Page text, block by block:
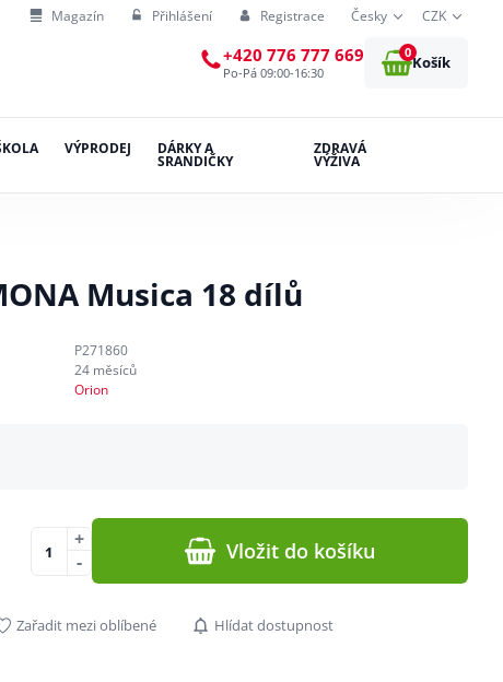
Magazín Přihlášení Registrace Česky CZK
+420 776 777 669
Po-Pá 09:00-16:30
0
Košík
VÝPRODEJ DÁRKY A
SRANDIČKY
ZDRAVÁ
VÝŽIVA
Musica 18 dílů
P271860
24 měsíců
Orion
-
+ Vložit do košíku
Zařadit mezi oblíbené Hlídat dostupnost